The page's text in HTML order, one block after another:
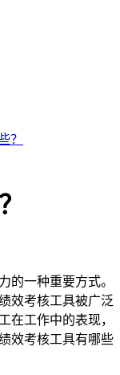
？
的一种重要方式。
效考核工具被广泛
在工作中的表现，
效考核工具有哪些